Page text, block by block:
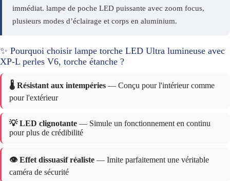
immédiat. lampe de poche LED puissante avec zoom focus,
plusieurs modes d’éclairage et corps en aluminium.
✨ Pourquoi choisir lampe torche LED Ultra lumineuse avec
XP-L perles V6, torche étanche ?
🌡️ Résistant aux intempéries — Conçu pour l'intérieur comme
pour l'extérieur
💡 LED clignotante — Simule un fonctionnement en continu
pour plus de crédibilité
👁️ Effet dissuasif réaliste — Imite parfaitement une véritable
caméra de sécurité